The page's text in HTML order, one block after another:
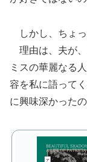
しかし、ちょっ
理由は、夫が、
ミスの華麗なる
容を私に語って
に興味深かったの